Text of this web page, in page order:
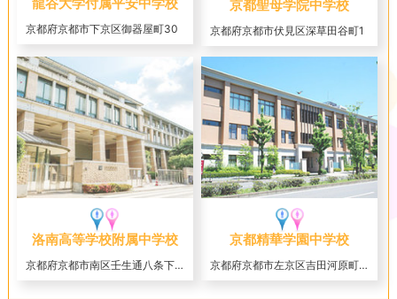
龍谷大学付属平安中学校
京都府京都市下京区御器屋町30
京都聖母学院中学校
京都府京都市伏見区深草田谷町1
洛南高等学校附属中学校
京都府京都市南区壬生通八条下る東寺町559
京都精華学園中学校
京都府京都市左京区吉田河原町5-1